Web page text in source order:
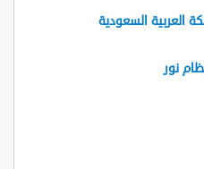
العربية السعودية
نور